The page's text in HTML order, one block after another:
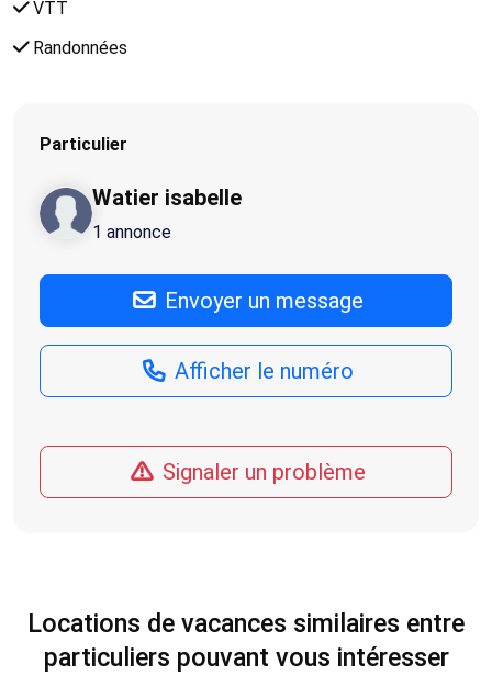
VTT
Randonnées
Particulier
Watier isabelle
1 annonce
Envoyer un message
Afficher le numéro
Signaler un problème
Locations de vacances similaires entre
particuliers pouvant vous intéresser